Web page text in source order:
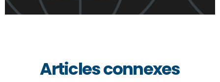
Articles connexes